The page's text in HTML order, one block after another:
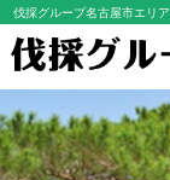
伐採グループ名古屋市エリア